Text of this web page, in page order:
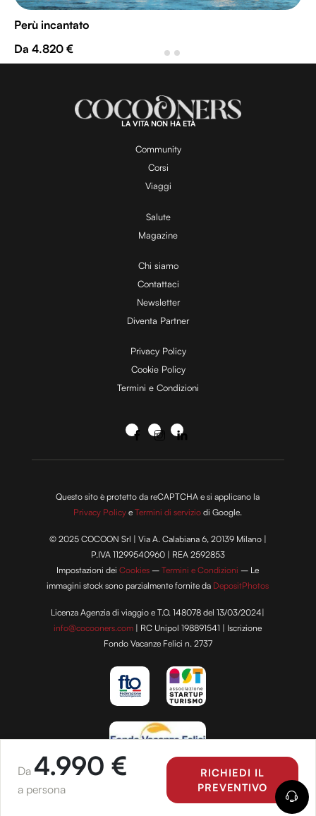
Da 4.990 €
a persona
RICHIEDI IL
PREVENTIVO
Perù incantato
Da 4.820 €
LA VITA NON HA ETÀ
Community
Corsi
Viaggi
Salute
Magazine
Chi siamo
Contattaci
Newsletter
Diventa Partner
Privacy Policy
Cookie Policy
Termini e Condizioni
Questo sito è protetto da reCAPTCHA e si applicano la
Privacy Policy eTermini di servizio di Google.
© 2025 COCOON Srl | Via A. Calabiana 6, 20139 Milano |
P.IVA 11299540960 | REA 2592853
Impostazioni deiCookies –Termini e Condizioni – Le
immagini stock sono parzialmente fornite da DepositPhotos
Licenza Agenzia di viaggio e T.O. 148078 del 13/03/2024|
info@cocooners.com | RC Unipol 198891541 | Iscrizione
Fondo Vacanze Felici n. 2737